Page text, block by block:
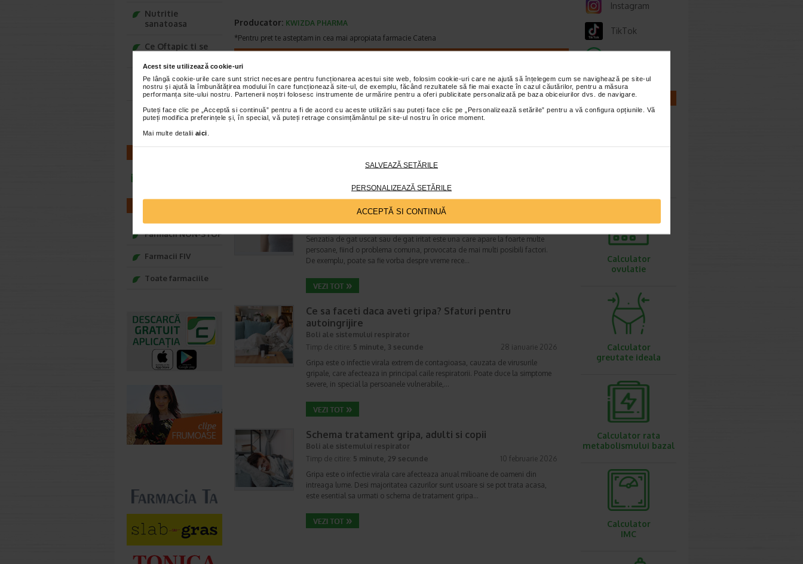
Acest site utilizează cookie-uri
Pe lângă cookie-urile care sunt strict necesare pentru funcționarea acestui site web, folosim cookie-uri care ne ajută să înțelegem cum se navighează pe site-ul
nostru și ajută la îmbunătățirea modului în care funcționează site-ul, de exemplu, făcând rezultatele să fie mai exacte în cazul căutărilor, pentru a măsura
performanța site-ului nostru. Partenerii noștri folosesc instrumente de urmărire pentru a oferi publicitate personalizată pe baza obiceiurilor dvs. de navigare.
Puteți face clic pe „Acceptă si continuă” pentru a fi de acord cu aceste utilizări sau puteți face clic pe „Personalizează setările” pentru a vă configura opțiunile. Vă
puteți modifica preferințele și, în special, vă puteți retrage consimțământul pe site-ul nostru în orice moment.
Mai multe detalii aici
SALVEAZĂ SETĂRILE
PERSONALIZEAZĂ SETĂRILE
ACCEPTĂ SI CONTINUĂ
Producator: KWIZDA PHARMA
*Pentru pret te asteptam in cea mai apropiata farmacie Catena
Tuse seaca – simptome, cauze si remedii
Boli ale sistemului respirator
Timp de citire:6 minute, 9 secunde
27 ianuarie 2025
Remedii pentru senzatia de gat uscat si iritat
Boli ale sistemului respirator
Timp de citire:4 minute, 46 secunde
29 noiembrie 2023
Senzatia de gat uscat sau de gat iritat este una care apare la foarte multe
persoane, fiind o problema comuna, provocata de mai multi posibili factori.
De exemplu, poate sa fie vorba despre vreme rece…
Ce sa faceti daca aveti gripa? Sfaturi pentru
autoingrijire
Boli ale sistemului respirator
Timp de citire: 5 minute, 3 secunde
28 ianuarie 2026
Gripa este o infectie virala extrem de contagioasa, cauzata de virusurile
gripale, care afecteaza in principal caile respiratorii. Poate duce la simptome
severe, in special la persoanele vulnerabile,…
Schema tratament gripa, adulti si copii
Boli ale sistemului respirator
Timp de citire: 5 minute, 29 secunde
10 februarie 2026
Gripa este o infectie virala care afecteaza anual milioane de oameni din
intreaga lume. Desi majoritatea cazurilor sunt usoare si se pot trata acasa,
este esential sa urmati o schema de tratament gripa…
Nutritie
sanatoasa
Ce Oftapic ti se
Adora – Adorabili
din prima clipa
Seturi cadou
Baylis&Harding
Farmacii NON-STOP
Farmacii FIV
Toate farmaciile
Instagram
TikTok
CALCULATOARE
Calculator
ovulatie
Calculator
greutate ideala
Calculator rata
metabolismului bazal
Calculator
IMC